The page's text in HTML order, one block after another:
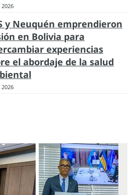
2026
y Neuquén emprendieron
en Bolivia para
experiencias
el abordaje de la salud
2026